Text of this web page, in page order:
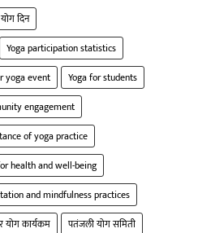
दिन
Yoga participation statistics
yoga event
Yoga for students
engagement
of yoga practice
health and well-being
and mindfulness practices
योग कार्यकम
पतंजली योग समिती